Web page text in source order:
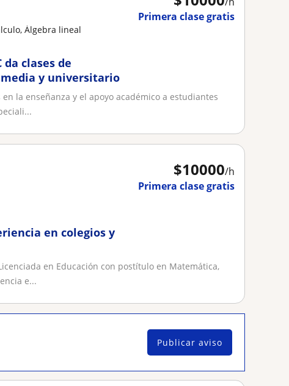
Primera clase gratis
Álgebra lineal
clases de
y universitario
la enseñanza y el apoyo académico a estudiantes
$10000/h
Primera clase gratis
en colegios y
en Educación con postítulo en Matemática,
e...
Publicar aviso